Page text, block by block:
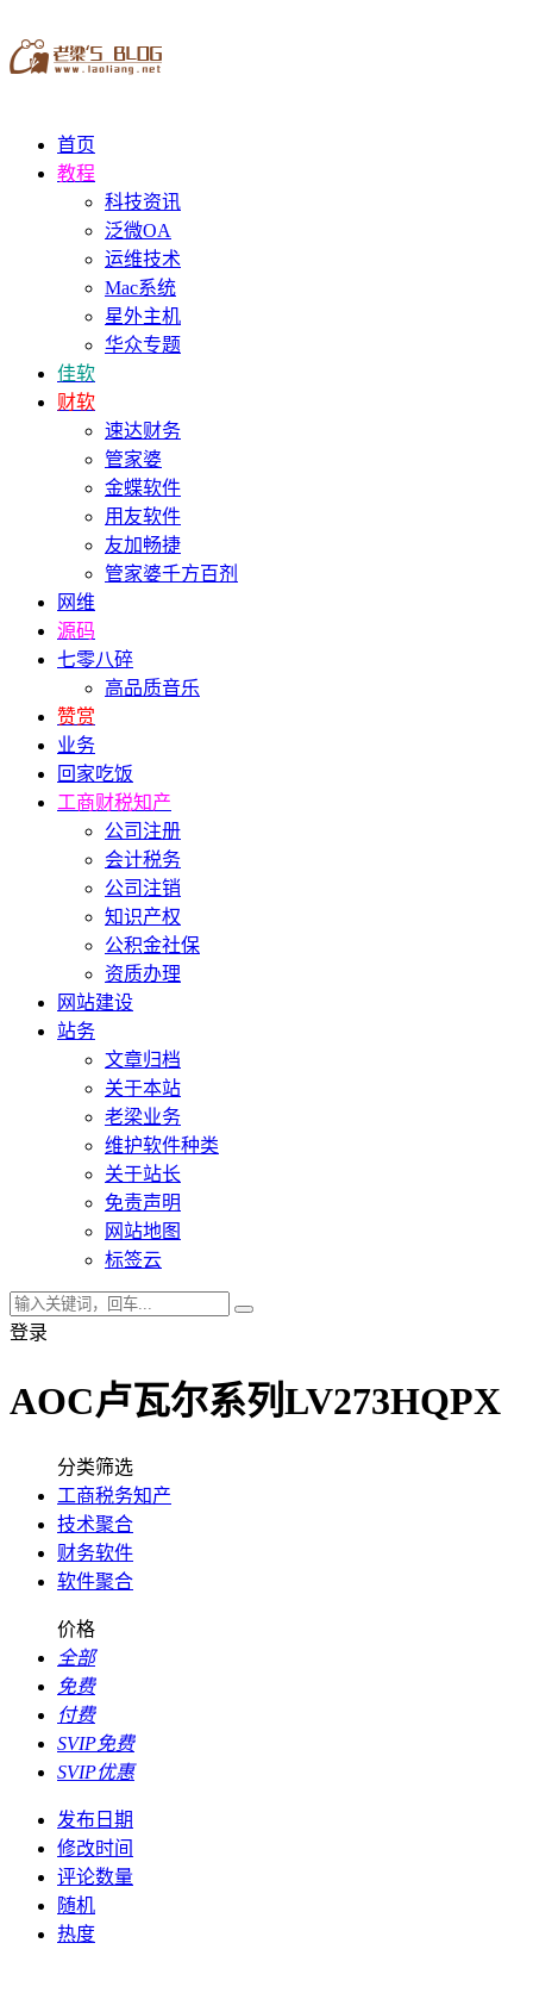
首页
教程
科技资讯
泛微OA
运维技术
Mac系统
星外主机
华众专题
佳软
财软
速达财务
管家婆
金蝶软件
用友软件
友加畅捷
管家婆千方百剂
网维
源码
七零八碎
高品质音乐
赞赏
业务
回家吃饭
工商财税知产
公司注册
会计税务
公司注销
知识产权
公积金社保
资质办理
网站建设
站务
文章归档
关于本站
老梁业务
维护软件种类
关于站长
免责声明
网站地图
标签云
登录
AOC卢瓦尔系列LV273HQPX
分类筛选
工商税务知产
技术聚合
财务软件
软件聚合
价格
全部
免费
付费
SVIP免费
SVIP优惠
发布日期
修改时间
评论数量
随机
热度